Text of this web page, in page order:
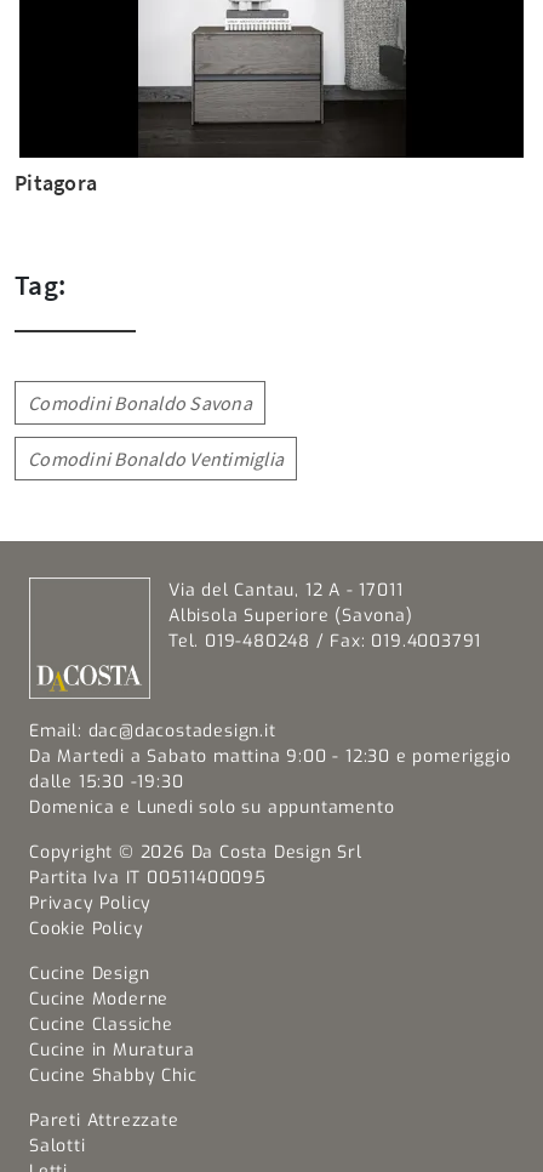
Pitagora
Tag:
Comodini Bonaldo Savona
Comodini Bonaldo Ventimiglia
Via del Cantau, 12 A - 17011
Albisola Superiore (Savona)
Tel. 019-480248 / Fax: 019.4003791
Email: dac@dacostadesign.it
Da Martedi a Sabato mattina 9:00 - 12:30 e pomeriggio
dalle 15:30 -19:30
Domenica e Lunedi solo su appuntamento
Copyright © 2026 Da Costa Design Srl
Partita Iva IT 00511400095
Privacy Policy
Cookie Policy
Cucine Design
Cucine Moderne
Cucine Classiche
Cucine in Muratura
Cucine Shabby Chic
Pareti Attrezzate
Salotti